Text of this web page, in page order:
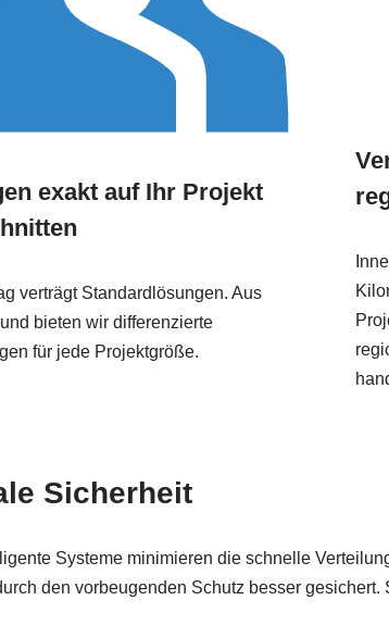
exakt auf Ihr Projekt
verträgt Standardlösungen. Aus
bieten wir differenzierte
für jede Projektgröße.
Sicherheit
Systeme minimieren die schnelle
den vorbeugenden Schutz besser